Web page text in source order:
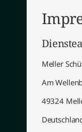
Meller
Am
49324